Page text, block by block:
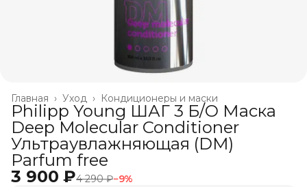
Кондиционеры и маски
Уход ›
Главная ›
Philipp Young ШАГ 3 Б/О Маска
Deep Molecular Conditioner
Ультраувлажняющая (DM)
Parfum free
3 900 ₽4 290 ₽−9%